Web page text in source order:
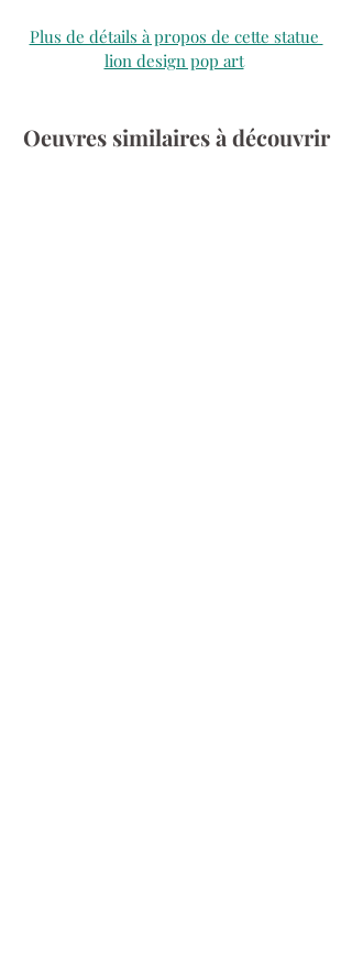
Plus de détails à propos de cette statue
lion design pop art
Oeuvres similaires à découvrir